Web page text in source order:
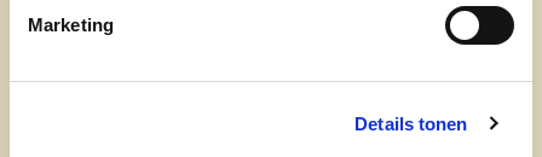
Marketing
Details tonen
Ontdek
waarom cd&v